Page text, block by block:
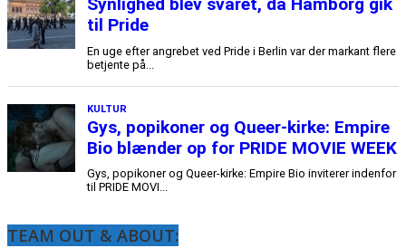
Frank Holm // han/hans // out&about
TEAM OUT & ABOUT: